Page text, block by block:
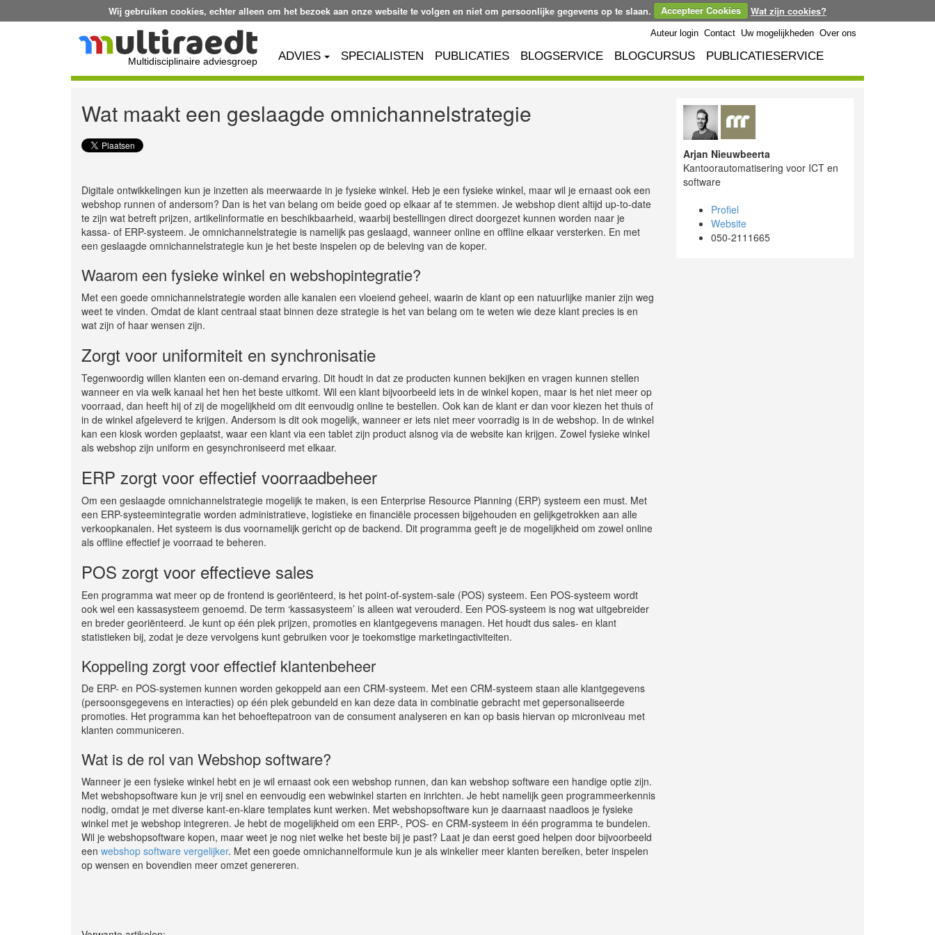
Wij gebruiken cookies, echter alleen om het bezoek aan onze website te volgen en niet om persoonlijke gegevens op te slaan. Accepteer Cookies Wat zijn cookies?
Multidisciplinaire adviesgroep
Auteur login Contact Uw mogelijkheden Over ons
ADVIES SPECIALISTEN PUBLICATIES BLOGSERVICE BLOGCURSUS PUBLICATIESERVICE
Wat maakt een geslaagde omnichannelstrategie
Digitale ontwikkelingen kun je inzetten als meerwaarde in je fysieke winkel. Heb je een fysieke winkel, maar wil je ernaast ook een
webshop runnen of andersom? Dan is het van belang om beide goed op elkaar af te stemmen. Je webshop dient altijd up-to-date
te zijn wat betreft prijzen, artikelinformatie en beschikbaarheid, waarbij bestellingen direct doorgezet kunnen worden naar je
kassa- of ERP-systeem. Je omnichannelstrategie is namelijk pas geslaagd, wanneer online en offline elkaar versterken. En met
een geslaagde omnichannelstrategie kun je het beste inspelen op de beleving van de koper.
Waarom een fysieke winkel en webshopintegratie?
Met een goede omnichannelstrategie worden alle kanalen een vloeiend geheel, waarin de klant op een natuurlijke manier zijn weg
weet te vinden. Omdat de klant centraal staat binnen deze strategie is het van belang om te weten wie deze klant precies is en
wat zijn of haar wensen zijn.
Zorgt voor uniformiteit en synchronisatie
Tegenwoordig willen klanten een on-demand ervaring. Dit houdt in dat ze producten kunnen bekijken en vragen kunnen stellen
wanneer en via welk kanaal het hen het beste uitkomt. Wil een klant bijvoorbeeld iets in de winkel kopen, maar is het niet meer op
voorraad, dan heeft hij of zij de mogelijkheid om dit eenvoudig online te bestellen. Ook kan de klant er dan voor kiezen het thuis of
in de winkel afgeleverd te krijgen. Andersom is dit ook mogelijk, wanneer er iets niet meer voorradig is in de webshop. In de winkel
kan een kiosk worden geplaatst, waar een klant via een tablet zijn product alsnog via de website kan krijgen. Zowel fysieke winkel
als webshop zijn uniform en gesynchroniseerd met elkaar.
ERP zorgt voor effectief voorraadbeheer
Om een geslaagde omnichannelstrategie mogelijk te maken, is een Enterprise Resource Planning (ERP) systeem een must. Met
een ERP-systeemintegratie worden administratieve, logistieke en financiële processen bijgehouden en gelijkgetrokken aan alle
verkoopkanalen. Het systeem is dus voornamelijk gericht op de backend. Dit programma geeft je de mogelijkheid om zowel online
als offline effectief je voorraad te beheren.
POS zorgt voor effectieve sales
Een programma wat meer op de frontend is georiënteerd, is het point-of-system-sale (POS) systeem. Een POS-systeem wordt
ook wel een kassasysteem genoemd. De term ‘kassasysteem’ is alleen wat verouderd. Een POS-systeem is nog wat uitgebreider
en breder georiënteerd. Je kunt op één plek prijzen, promoties en klantgegevens managen. Het houdt dus sales- en klant
statistieken bij, zodat je deze vervolgens kunt gebruiken voor je toekomstige marketingactiviteiten.
Koppeling zorgt voor effectief klantenbeheer
De ERP- en POS-systemen kunnen worden gekoppeld aan een CRM-systeem. Met een CRM-systeem staan alle klantgegevens
(persoonsgegevens en interacties) op één plek gebundeld en kan deze data in combinatie gebracht met gepersonaliseerde
promoties. Het programma kan het behoeftepatroon van de consument analyseren en kan op basis hiervan op microniveau met
klanten communiceren.
Wat is de rol van Webshop software?
Wanneer je een fysieke winkel hebt en je wil ernaast ook een webshop runnen, dan kan webshop software een handige optie zijn.
Met webshopsoftware kun je vrij snel en eenvoudig een webwinkel starten en inrichten. Je hebt namelijk geen programmeerkennis
nodig, omdat je met diverse kant-en-klare templates kunt werken. Met webshopsoftware kun je daarnaast naadloos je fysieke
winkel met je webshop integreren. Je hebt de mogelijkheid om een ERP-, POS- en CRM-systeem in één programma te bundelen.
Wil je webshopsoftware kopen, maar weet je nog niet welke het beste bij je past? Laat je dan eerst goed helpen door bijvoorbeeld
een webshop software vergelijker. Met een goede omnichannelformule kun je als winkelier meer klanten bereiken, beter inspelen
op wensen en bovendien meer omzet genereren.
Arjan Nieuwbeerta
Kantoorautomatisering voor ICT en
software
Profiel
Website
050-2111665